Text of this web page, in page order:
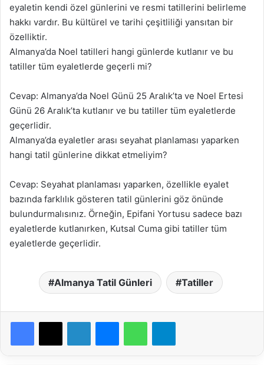
eyaletin kendi özel günlerini ve resmi tatillerini belirleme
hakkı vardır. Bu kültürel ve tarihi çeşitliliği yansıtan bir
özelliktir.
Almanya’da Noel tatilleri hangi günlerde kutlanır ve bu
tatiller tüm eyaletlerde geçerli mi?
Cevap: Almanya’da Noel Günü 25 Aralık’ta ve Noel Ertesi
Günü 26 Aralık’ta kutlanır ve bu tatiller tüm eyaletlerde
geçerlidir.
Almanya’da eyaletler arası seyahat planlaması yaparken
hangi tatil günlerine dikkat etmeliyim?
Cevap: Seyahat planlaması yaparken, özellikle eyalet
bazında farklılık gösteren tatil günlerini göz önünde
bulundurmalısınız. Örneğin, Epifani Yortusu sadece bazı
eyaletlerde kutlanırken, Kutsal Cuma gibi tatiller tüm
eyaletlerde geçerlidir.
Almanya Tatil Günleri Tatiller
Facebook
X LinkedInMessengerWhatsAppTelegram